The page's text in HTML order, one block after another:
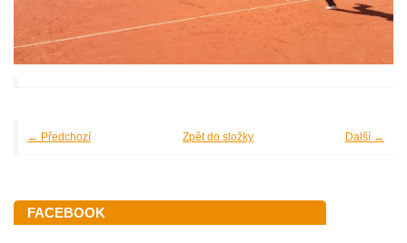
← Předchozí Další →
Zpět do složky
FACEBOOK